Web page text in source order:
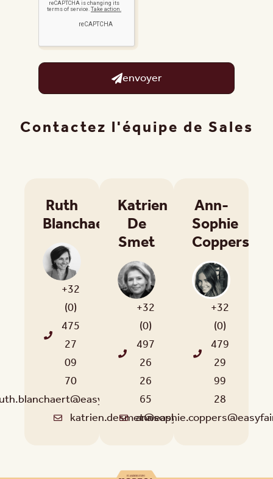
envoyer
Contactez l'équipe de Sales
Ruth
Blanchaert
+32
(0)
475
27
09
70
Katrien
De
Smet
+32
(0)
497
26
26
65
katrien.desmet@easyfairs.com
Ann-
Sophie
Coppers
+32
(0)
479
29
99
28